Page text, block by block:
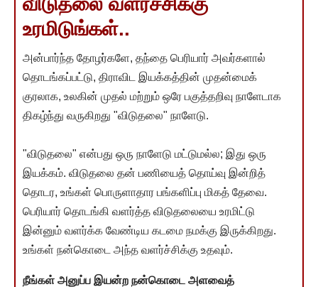
உரமிடுங்கள்..
அன்பார்ந்த தோழர்களே, தந்தை பெரியார் அவர்களால்
தொடங்கப்பட்டு, திராவிட இயக்கத்தின் முதன்மைக்
குரலாக, உலகின் முதல் மற்றும் ஒரே பகுத்தறிவு நாளேடாக
திகழ்ந்து வருகிறது "விடுதலை" நாளேடு.
"விடுதலை" என்பது ஒரு நாளேடு மட்டுமல்ல; இது ஒரு
இயக்கம். விடுதலை தன் பணியைத் தொய்வு இன்றித்
தொடர, உங்கள் பொருளாதார பங்களிப்பு மிகத் தேவை.
பெரியார் தொடங்கி வளர்த்த விடுதலையை உரமிட்டு
இன்னும் வளர்க்க வேண்டிய கடமை நமக்கு இருக்கிறது.
உங்கள் நன்கொடை அந்த வளர்ச்சிக்கு உதவும்.
நீங்கள் அனுப்ப இயன்ற நன்கொடை அளவைத்